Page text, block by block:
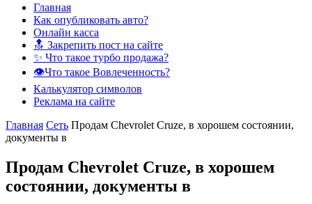
Главная
Как опубликовать авто?
Онлайн касса
🔝 Закрепить пост на сайте
✨ Что такое турбо продажа?
👁️Что такое Вовлеченность?
Калькулятор символов
Реклама на сайте
Главная Сеть Продам Chevrolet Cruze, в хорошем состоянии,
документы в
Продам Chevrolet Cruze, в хорошем
состоянии, документы в